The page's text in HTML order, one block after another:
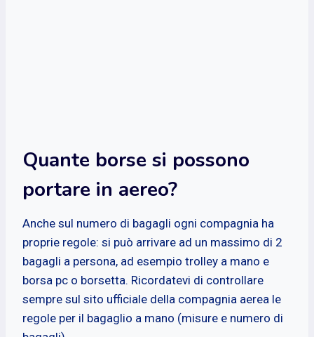
Quante borse si possono
portare in aereo?
Anche sul numero di bagagli ogni compagnia ha
proprie regole: si può arrivare ad un massimo di 2
bagagli a persona, ad esempio trolley a mano e
borsa pc o borsetta. Ricordatevi di controllare
sempre sul sito ufficiale della compagnia aerea le
regole per il bagaglio a mano (misure e numero di